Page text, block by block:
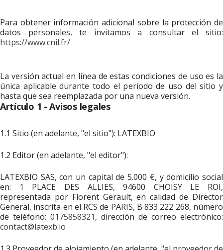
Para obtener información adicional sobre la protección de
datos personales, te invitamos a consultar el sitio:
https://www.cnil.fr/
La versión actual en línea de estas condiciones de uso es la
única aplicable durante todo el período de uso del sitio y
hasta que sea reemplazada por una nueva versión.
Artículo 1 - Avisos legales
1.1 Sitio (en adelante, "el sitio"): LATEXBIO
1.2 Editor (en adelante, "el editor"):
LATEXBIO SAS, con un capital de 5.000 €, y domicilio social
en: 1 PLACE DES ALLIES, 94600 CHOISY LE ROI,
representada por Florent Gerault, en calidad de Director
General, inscrita en el RCS de PARIS, B 833 222 268, número
de teléfono: 0175858321, dirección de correo electrónico:
contact@latexb.io